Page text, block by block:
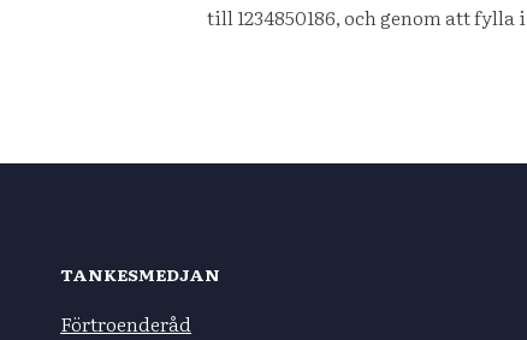
till 1234850186, och genom att fylla i
TANKESMEDJAN
Förtroenderåd